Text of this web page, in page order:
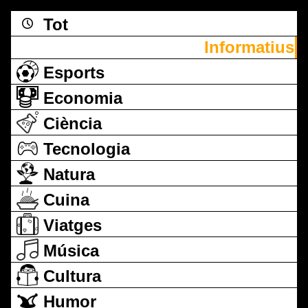
Tot
Informatius
Esports
Economia
Ciència
Tecnologia
Natura
Cuina
Viatges
Música
Cultura
Humor